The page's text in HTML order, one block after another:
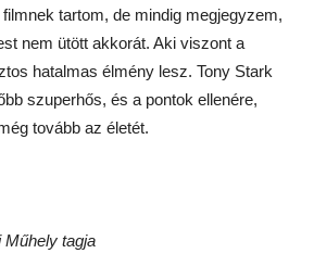
tartom, de mindig megjegyzem,
nem ütött akkorát. Aki viszont a
hatalmas élmény lesz. Tony Stark
szuperhős, és a pontok ellenére,
tovább az életét.
Műhely tagja